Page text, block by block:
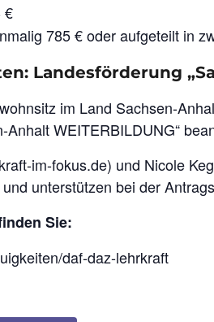
€
785 € oder aufgeteilt in
Landesförderung
im Land Sachsen-
Anhalt WEITERBILDUNG“
im-fokus.de) und Nicole
unterstützen bei der
Sie:
daf-daz-lehrkraft